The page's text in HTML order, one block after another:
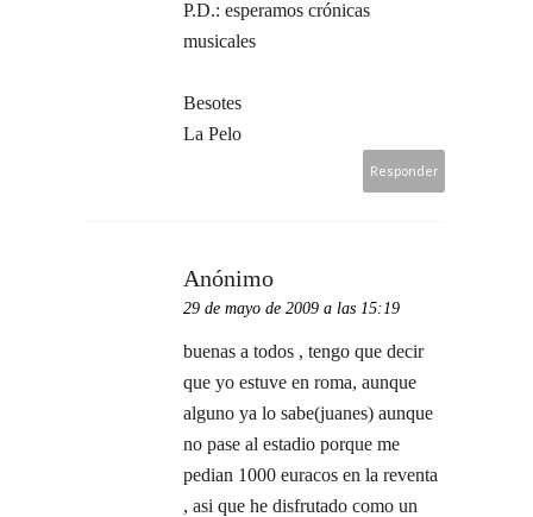
P.D.: esperamos crónicas
musicales
Besotes
La Pelo
Responder
Anónimo
29 de mayo de 2009 a las 15:19
buenas a todos , tengo que decir
que yo estuve en roma, aunque
alguno ya lo sabe(juanes) aunque
no pase al estadio porque me
pedian 1000 euracos en la reventa
, asi que he disfrutado como un